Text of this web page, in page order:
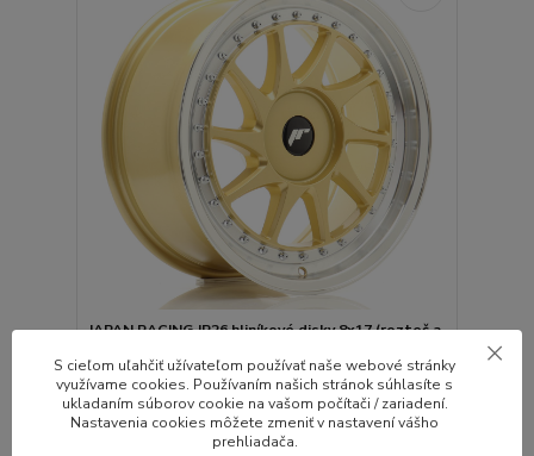
JAPAN RACING JR26 hliníkové disky 8x17 (rozteč a
Legendárna značka kolies ktorej dizajn miluješ al...
ks
Do 20 dní | Doprava
4ks zadarmo |
S cieľom uľahčiť užívateľom používať naše webové stránky
využívame cookies. Používaním našich stránok súhlasíte s
ukladaním súborov cookie na vašom počítači / zariadení.
Nastavenia cookies môžete zmeniť v nastavení vášho
prehliadača.